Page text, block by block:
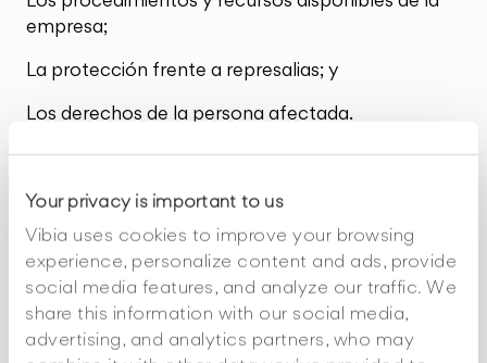
Your privacy is important to us
Vibia uses cookies to improve your browsing
experience, personalize content and ads, provide
social media features, and analyze our traffic. We
share this information with our social media,
advertising, and analytics partners, who may
empresa;
La protección frente a represalias; y
Los derechos de la persona afectada.
Asistencia efectiva por parte de las autoridades
implicada en su protección frente a represalias,
incluida la certificación de que pueden acogerse a
protección al amparo de la Ley 2/2023.
Asistencia jurídica en los procesos penales y en
los procesos civiles transfronterizos de
conformidad con la normativa comunitaria.